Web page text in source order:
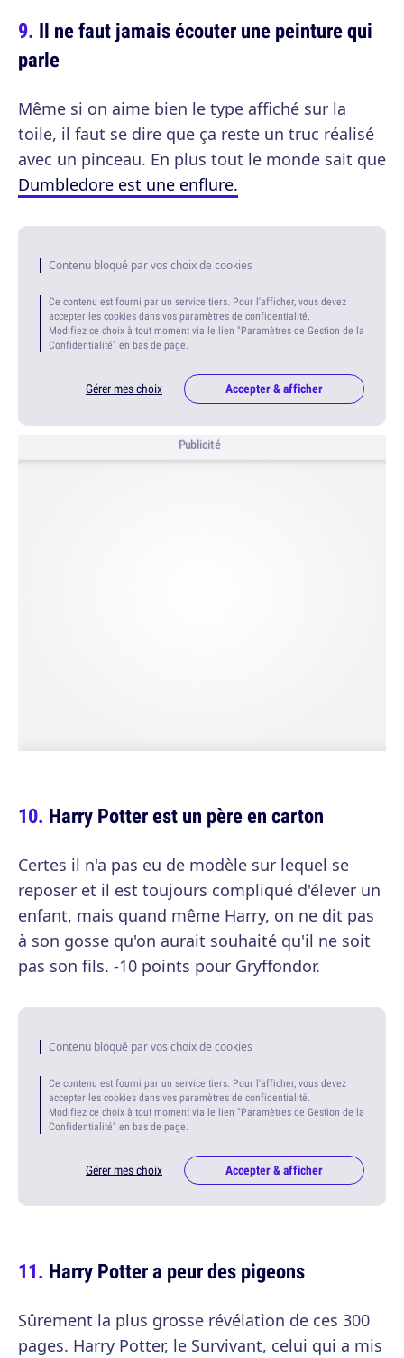
Il ne faut jamais écouter une peinture qui
parle
Même si on aime bien le type affiché sur la
toile, il faut se dire que ça reste un truc réalisé
avec un pinceau. En plus tout le monde sait que
Dumbledore est une enflure.
Contenu bloqué par vos choix de cookies
Ce contenu est fourni par un service tiers. Pour l'afficher, vous devez
accepter les cookies dans vos paramètres de confidentialité.
Modifiez ce choix à tout moment via le lien "Paramètres de Gestion de la
Confidentialité" en bas de page.
Gérer mes choix Accepter & afficher
Publicité
Harry Potter est un père en carton
Certes il n'a pas eu de modèle sur lequel se
reposer et il est toujours compliqué d'élever un
enfant, mais quand même Harry, on ne dit pas
à son gosse qu'on aurait souhaité qu'il ne soit
pas son fils. -10 points pour Gryffondor.
Contenu bloqué par vos choix de cookies
Ce contenu est fourni par un service tiers. Pour l'afficher, vous devez
accepter les cookies dans vos paramètres de confidentialité.
Modifiez ce choix à tout moment via le lien "Paramètres de Gestion de la
Confidentialité" en bas de page.
Gérer mes choix Accepter & afficher
Harry Potter a peur des pigeons
Sûrement la plus grosse révélation de ces 300
pages. Harry Potter, le Survivant, celui qui a mis